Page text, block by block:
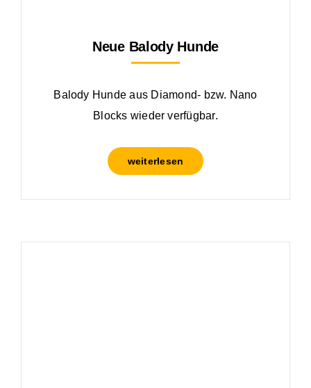
Neue Balody Hunde
Balody Hunde aus Diamond- bzw. Nano
Blocks wieder verfügbar.
weiterlesen